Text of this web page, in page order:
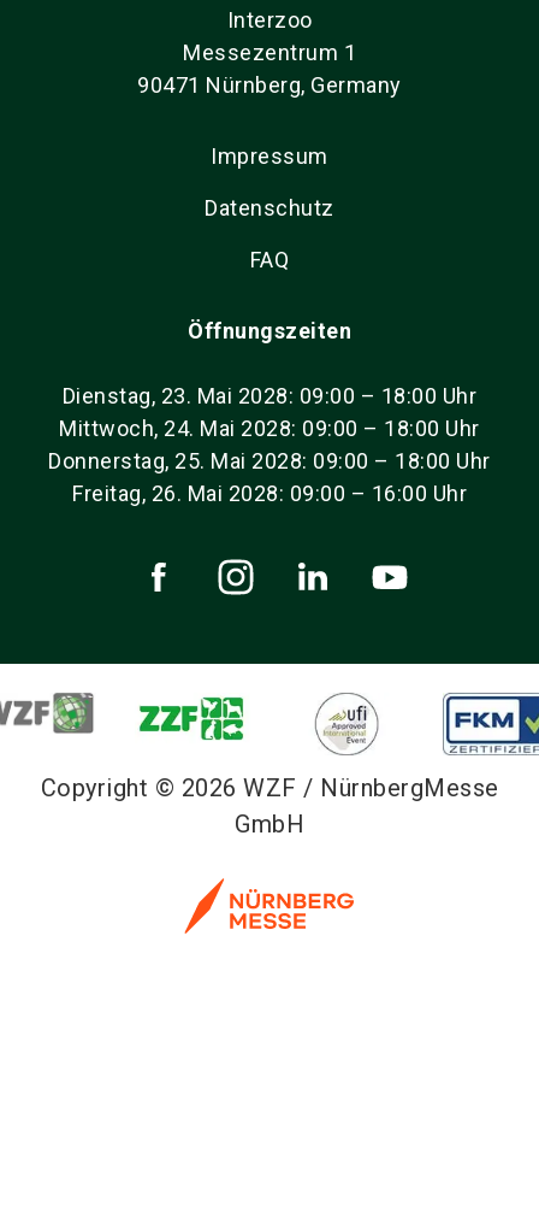
Interzoo
Messezentrum 1
90471 Nürnberg, Germany
Impressum
Datenschutz
FAQ
Öffnungszeiten
Dienstag, 23. Mai 2028: 09:00 – 18:00 Uhr
Mittwoch, 24. Mai 2028: 09:00 – 18:00 Uhr
Donnerstag, 25. Mai 2028: 09:00 – 18:00 Uhr
Freitag, 26. Mai 2028: 09:00 – 16:00 Uhr
Copyright © 2026 WZF / NürnbergMesse
GmbH